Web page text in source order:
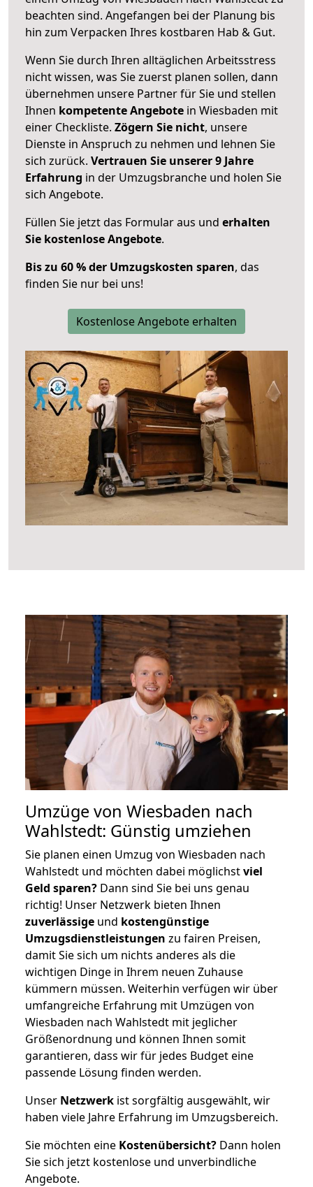
beachten sind. Angefangen bei der Planung bis
hin zum Verpacken Ihres kostbaren Hab & Gut.
Wenn Sie durch Ihren alltäglichen Arbeitsstress
nicht wissen, was Sie zuerst planen sollen, dann
übernehmen unsere Partner für Sie und stellen
Ihnen kompetente Angebote in Wiesbaden mit
einer Checkliste. Zögern Sie nicht, unsere
Dienste in Anspruch zu nehmen und lehnen Sie
sich zurück. Vertrauen Sie unserer 9 Jahre
Erfahrung in der Umzugsbranche und holen Sie
sich Angebote.
Füllen Sie jetzt das Formular aus und erhalten
Sie kostenlose Angebote.
Bis zu 60 % der Umzugskosten sparen, das
finden Sie nur bei uns!
Kostenlose Angebote erhalten
Umzüge von Wiesbaden nach
Wahlstedt: Günstig umziehen
Sie planen einen Umzug von Wiesbaden nach
Wahlstedt und möchten dabei möglichstviel
Geld sparen? Dann sind Sie bei uns genau
richtig! Unser Netzwerk bieten Ihnen
zuverlässige und kostengünstige
Umzugsdienstleistungen zu fairen Preisen,
damit Sie sich um nichts anderes als die
wichtigen Dinge in Ihrem neuen Zuhause
kümmern müssen. Weiterhin verfügen wir über
umfangreiche Erfahrung mit Umzügen von
Wiesbaden nach Wahlstedt mit jeglicher
Größenordnung und können Ihnen somit
garantieren, dass wir für jedes Budget eine
passende Lösung finden werden.
Unser Netzwerk ist sorgfältig ausgewählt, wir
haben viele Jahre Erfahrung im Umzugsbereich.
Sie möchten eine Kostenübersicht? Dann holen
Sie sich jetzt kostenlose und unverbindliche
Angebote.